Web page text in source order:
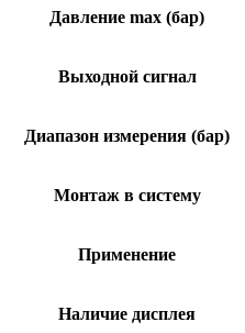
Давление max (бар)
Выходной сигнал
Диапазон измерения (бар)
Монтаж в систему
Применение
Наличие дисплея